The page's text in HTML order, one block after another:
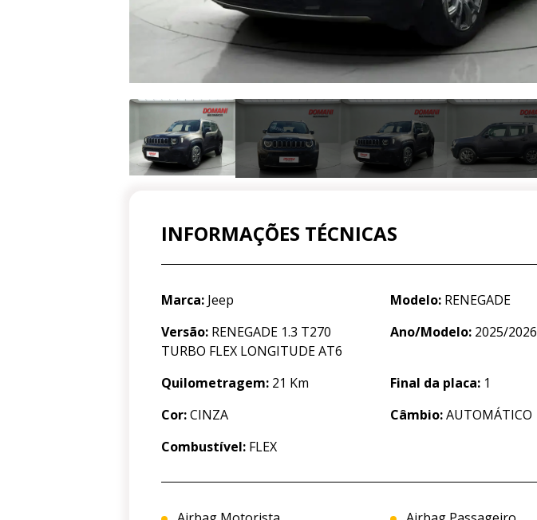
INFORMAÇÕES TÉCNICAS
Marca: Jeep Modelo:RENEGADE
Versão: RENEGADE 1.3 T270
TURBO FLEX LONGITUDE AT6
Ano/Modelo:2025/2026
Quilometragem: 21 Km Final da placa:1
Cor:CINZA Câmbio:AUTOMÁTICO
Combustível: FLEX